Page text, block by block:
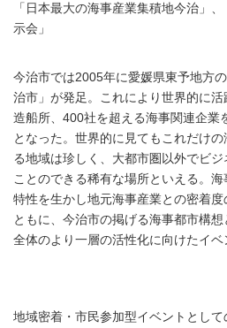
「日本最大の海事産業集積地今治」
示会」
今治市では2005年に愛媛県東予地方
治市」が発足。これにより世界的に
造船所、400社を超える海事関連企業
となった。世界的に見てもこれだけ
る地域は珍しく、大都市圏以外でビ
ことのできる稀有な場所といえる。
特性を生かし地元海事産業との密着
ともに、今治市の掲げる海事都市構
全体のより一層の活性化に向けたイベ
地域密着・市民参加型イベントとし